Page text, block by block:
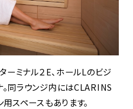
ーミナル２E、ホールLのビジ
同ラウンジ内にはCLARINS
スペースもあります。